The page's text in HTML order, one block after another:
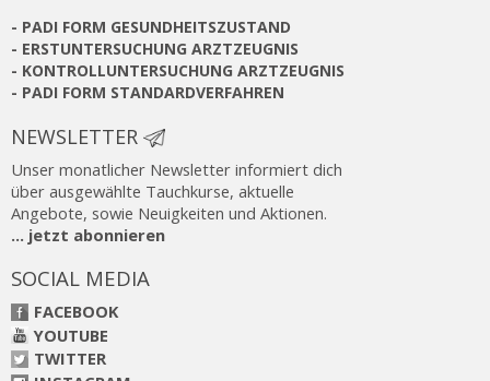
- PADI FORM GESUNDHEITSZUSTAND
- ERSTUNTERSUCHUNG ARZTZEUGNIS
- KONTROLLUNTERSUCHUNG ARZTZEUGNIS
- PADI FORM STANDARDVERFAHREN
NEWSLETTER
Unser monatlicher Newsletter informiert dich
über ausgewählte Tauchkurse, aktuelle
Angebote, sowie Neuigkeiten und Aktionen.
... jetzt abonnieren
SOCIAL MEDIA
FACEBOOK
YOUTUBE
TWITTER